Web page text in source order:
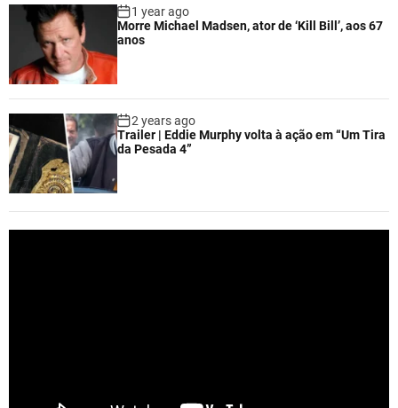
1 year ago
Morre Michael Madsen, ator de ‘Kill Bill’, aos 67
anos
2 years ago
Trailer | Eddie Murphy volta à ação em “Um Tira
da Pesada 4”